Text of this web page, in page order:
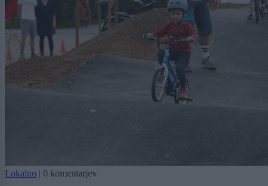
Lokalno | 0 komentarjev